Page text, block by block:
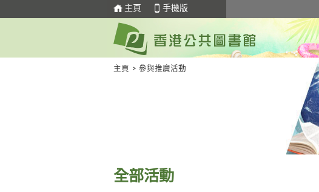
主頁 手機版
主頁 > 參與推廣活動
全部活動